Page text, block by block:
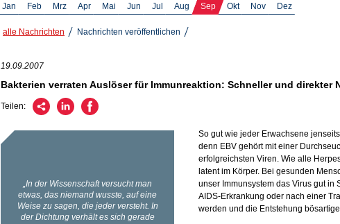
Jan Feb Mrz Apr Mai Jun Jul Aug Sep Okt Nov Dez
alle Nachrichten Nachrichten veröffentlichen
19.09.2007
Bakterien verraten Auslöser für Immunreaktion: Schneller und direkter
Teilen:
So gut wie jeder Erwachsene
denn EBV gehört mit einer
erfolgreichsten Viren. Wie alle
latent im Körper. Bei gesunden
unser Immunsystem das Virus gut in
AIDS-Erkrankung oder nach einer
werden und die Entstehung